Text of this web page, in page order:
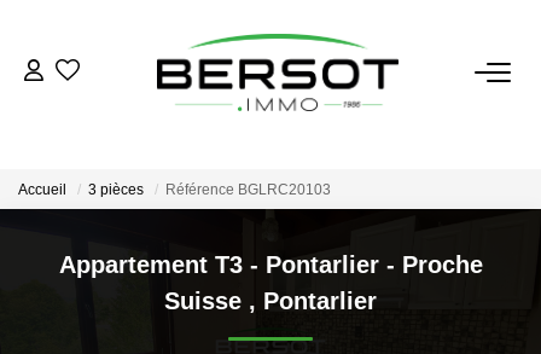
Acheter
Estimer
Vendre
Investissement
Accueil 3 pièces Référence BGLRC20103
Appartement T3 - Pontarlier - Proche
Suisse , Pontarlier